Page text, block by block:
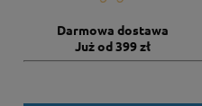
Darmowa dostawa
Już od 399 zł